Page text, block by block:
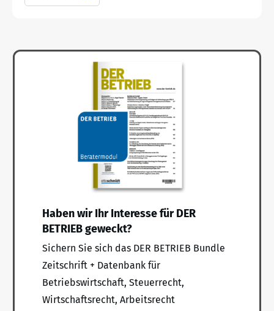
Haben wir Ihr Interesse für DER
BETRIEB geweckt?
Sichern Sie sich das DER BETRIEB Bundle
Zeitschrift + Datenbank für
Betriebswirtschaft, Steuerrecht,
Wirtschaftsrecht, Arbeitsrecht